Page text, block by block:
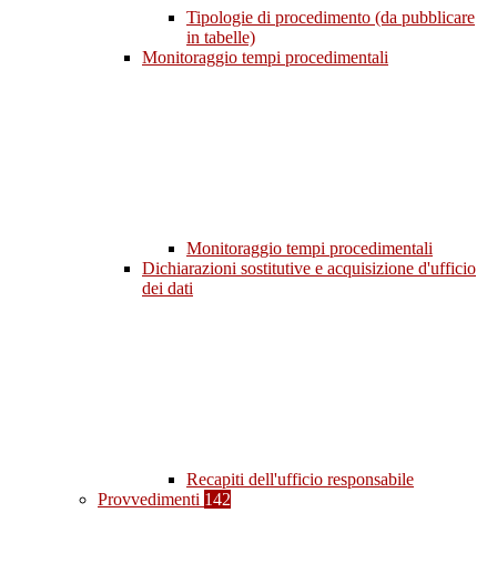
Tipologie di procedimento (da pubblicare
in tabelle)
Monitoraggio tempi procedimentali
Monitoraggio tempi procedimentali
Dichiarazioni sostitutive e acquisizione d'ufficio
dei dati
Recapiti dell'ufficio responsabile
Provvedimenti 142